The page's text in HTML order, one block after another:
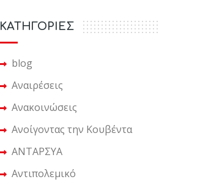
KΑΤΗΓΟΡΙΕΣ
blog
Αναιρέσεις
Ανακοινώσεις
Ανοίγοντας την Κουβέντα
ΑΝΤΑΡΣΥΑ
Αντιπολεμικό